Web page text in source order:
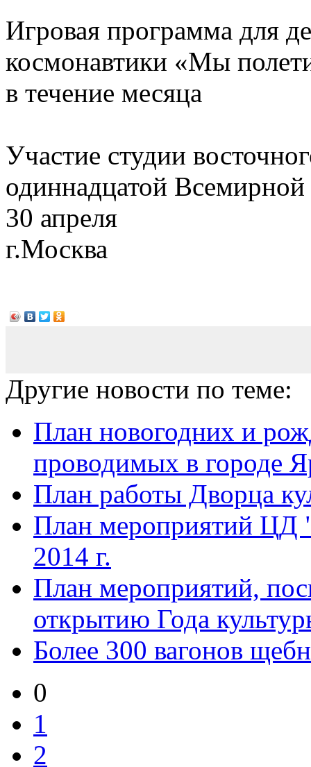
Игровая программа для
космонавтики «Мы
в течение месяца
Участие студии
одиннадцатой
30 апреля
г.Москва
Другие новости по теме:
План новогодних и
проводимых в городе
План работы Дворца
План мероприятий ЦД
2014 г.
План мероприятий,
открытию Года
Более 300 вагонов
0
1
2